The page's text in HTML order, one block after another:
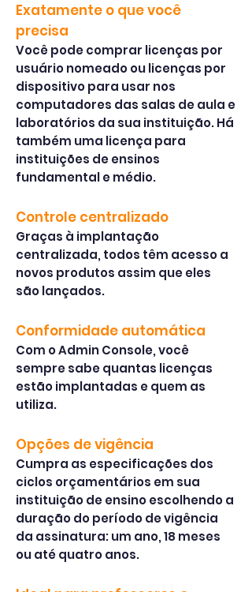
Exatamente o que você
precisa
Você pode comprar licenças por
usuário nomeado ou licenças por
dispositivo para usar nos
computadores das salas de aula e
laboratórios da sua instituição. Há
também uma licença para
instituições de ensinos
fundamental e médio.
Controle centralizado
Graças à implantação
centralizada, todos têm acesso a
novos produtos assim que eles
são lançados.
Conformidade automática
Com o Admin Console, você
sempre sabe quantas licenças
estão implantadas e quem as
utiliza.
Opções de vigência
Cumpra as especificações dos
ciclos orçamentários em sua
instituição de ensino escolhendo a
duração do período de vigência
da assinatura: um ano, 18 meses
ou até quatro anos.